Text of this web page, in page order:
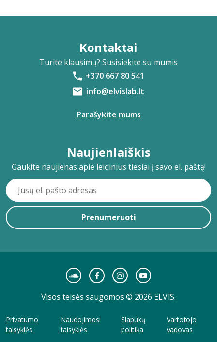
Kontaktai
Turite klausimų? Susisiekite su mumis
+370 667 80 541
info@elvislab.lt
Parašykite mums
Naujienlaiškis
Gaukite naujienas apie leidinius tiesiai į savo el. paštą!
Prenumeruoti
Visos teisės saugomos © 2026 ELVIS.
Privatumo
taisyklės
Naudojimosi
taisyklės
Slapukų
politika
Vartotojo
vadovas